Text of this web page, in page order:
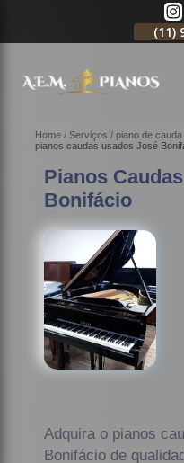
(11)
Home Serviços piano de cauda
pianos caudas usados José
Pianos
Bonifácio
Adquira o pianos
Bonifácio de